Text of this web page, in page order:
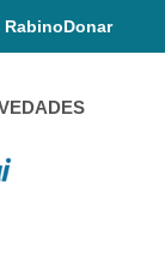
RabinoDonar
En